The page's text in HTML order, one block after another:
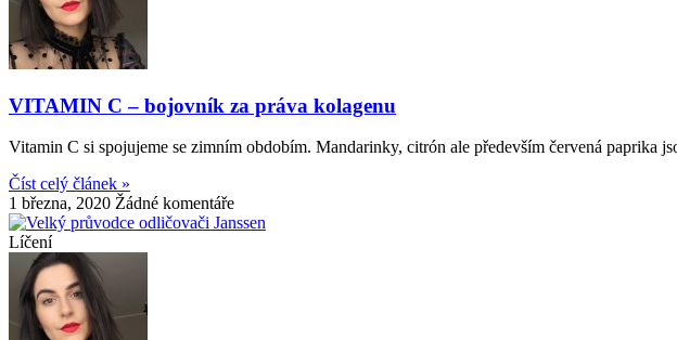
VITAMIN C – bojovník za práva kolagenu
Vitamin C si spojujeme se zimním obdobím. Mandarinky, citrón ale především červená paprika
Číst celý článek »
1 března, 2020 Žádné komentáře
Líčení